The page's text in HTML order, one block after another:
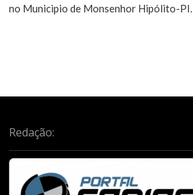
no Municipio de Monsenhor Hipólito-PI.
Redação: